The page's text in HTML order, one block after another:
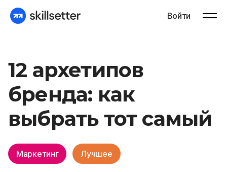
Войти
12 архетипов
бренда: как
выбрать тот самый
Маркетинг Лучшее